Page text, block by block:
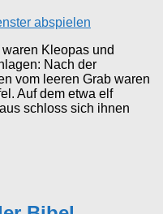
abspielen
Kleopas und
Nach der
vom leeren Grab waren
Auf dem etwa elf
schloss sich ihnen